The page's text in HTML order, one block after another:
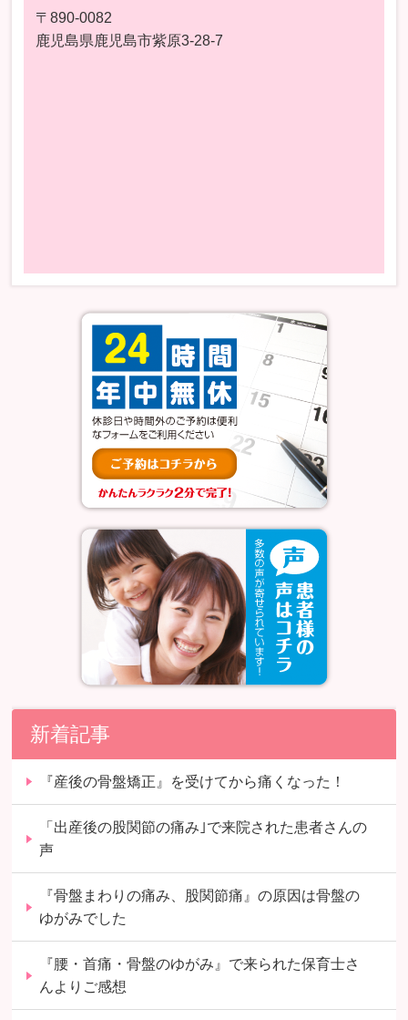
〒890-0082
鹿児島県鹿児島市紫原3-28-7
新着記事
『産後の骨盤矯正』を受けてから痛くなった！
「出産後の股関節の痛み｣で来院された患者さんの
声
『骨盤まわりの痛み、股関節痛』の原因は骨盤の
ゆがみでした
『腰・首痛・骨盤のゆがみ』で来られた保育士さ
んよりご感想